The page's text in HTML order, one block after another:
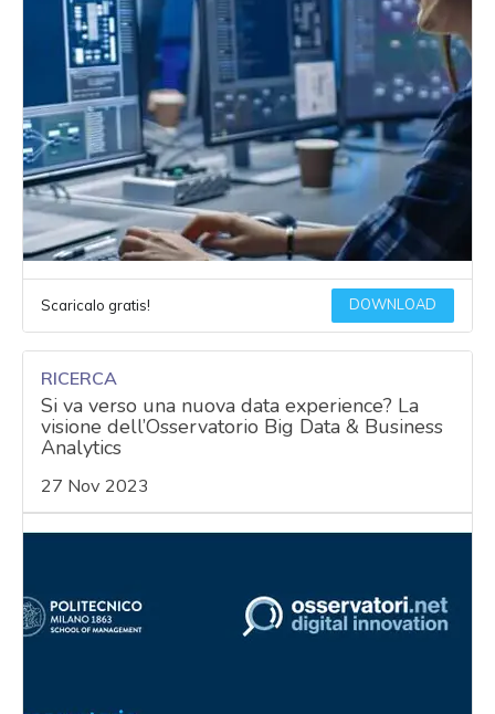
Scaricalo gratis! DOWNLOAD
RICERCA
Si va verso una nuova data experience? La
visione dell’Osservatorio Big Data & Business
Analytics
27 Nov 2023